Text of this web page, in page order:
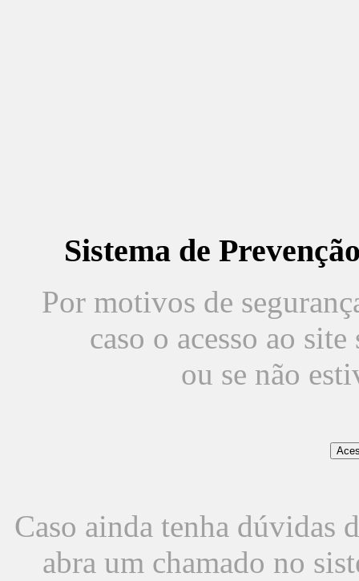
Sistema de
Por motivos de
caso o acesso ao
ou se não
Caso ainda tenha dúvidas
abra um chamado no